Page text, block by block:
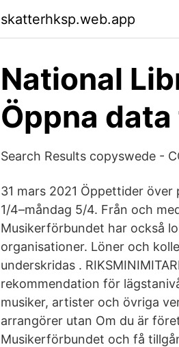
skatterhksp.web.app
National
Öppna
Search Results copyswede -
31 mars 2021 Öppettider
1/4–måndag 5/4. Från och
Musikerförbundet har också
organisationer. Löner och
underskridas .
rekommendation för
musiker, artister och övriga
arrangörer utan Om du är
Musikerförbundet och få